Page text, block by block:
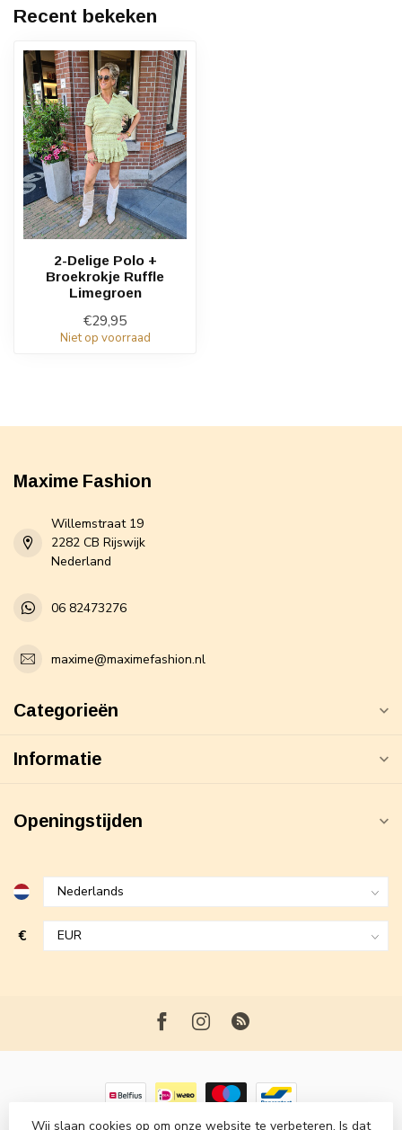
Recent bekeken
2-Delige Polo +
Broekrokje Ruffle
Limegroen
€29,95
Niet op voorraad
Maxime Fashion
Willemstraat 19
2282 CB Rijswijk
Nederland
06 82473276
maxime@maximefashion.nl
Categorieën
Informatie
Openingstijden
€
Wij slaan cookies op om onze website te verbeteren. Is dat